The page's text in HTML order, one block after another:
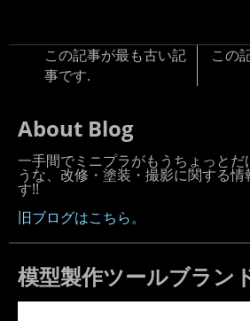
この記事が最も古い記
事です.
この
About Blog
一手間でミニプラがもうちょっとだ
うな、改修・塗装・撮影に関する情
す!!
旧ブログはこちら。
模型製作ツールブラン